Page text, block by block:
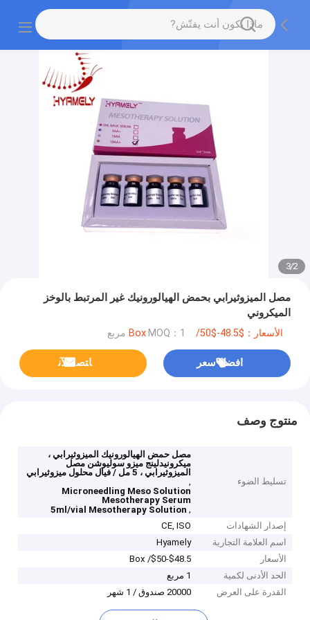
2
/
3
مصل الميزوثيرابي بحمض الهيالورونيك غير المرتبط بالوخز
الميكروني
الأسعار：$48.5-$50/ Box MOQ：1 مربع
افضل سعر ﺎﺘﺼﻟ ﺍﻶﻧ
منتوج وصف
تسليط الضوء
مصل حمض الهيالورونيك الميزوثيرابي ،
ميكرونيدلينج ميزو سوليوشن مصل
الميزوثيرابي ، 5 مل / فيال محلول ميزوثيرابي
,
Microneedling Meso Solution
Mesotherapy Serum
,
5ml/vial Mesotherapy Solution
إصدار الشهادات
CE, ISO
اسم العلامة التجارية
Hyamely
الأسعار
$48.5-$50/ Box
الحد الأدنى لكمية
1 مربع
القدرة على العرض
20000 صندوق / 1 شهر